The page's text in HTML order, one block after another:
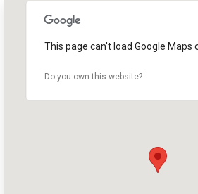
This page can't load Google Maps
Do you own this website?